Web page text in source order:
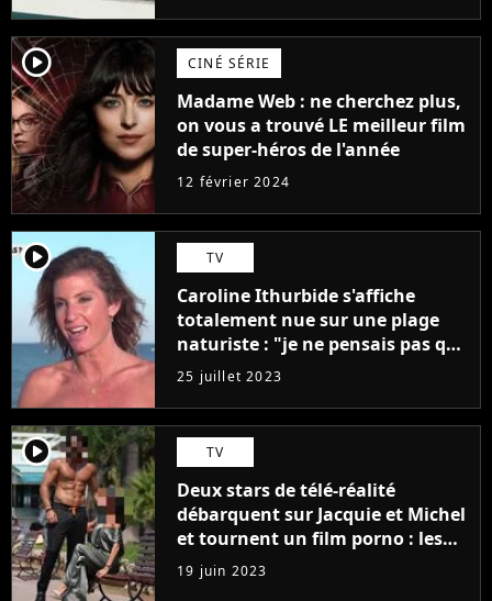
player2 CINÉ SÉRIE
Madame Web : ne cherchez plus,
on vous a trouvé LE meilleur film
de super-héros de l'année
12 février 2024
player2 TV
Caroline Ithurbide s'affiche
totalement nue sur une plage
naturiste : "je ne pensais pas que
j'arriverais à le faire..."
25 juillet 2023
player2 TV
Deux stars de télé-réalité
débarquent sur Jacquie et Michel
et tournent un film porno : les
premières images du tournage
(exclu)
19 juin 2023